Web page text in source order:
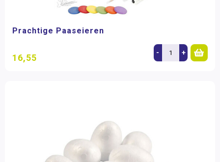
Prachtige Paaseieren
16,55 - +